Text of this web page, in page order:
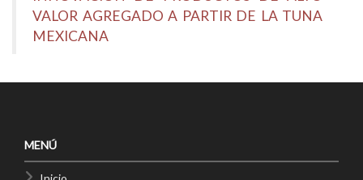
VALOR AGREGADO A PARTIR DE LA TUNA
MEXICANA
MENÚ